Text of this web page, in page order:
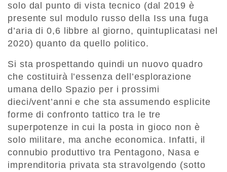
solo dal punto di vista tecnico (dal 2019 è
presente sul modulo russo della Iss una fuga
d’aria di 0,6 libbre al giorno, quintuplicatasi nel
2020) quanto da quello politico.
Si sta prospettando quindi un nuovo quadro
che costituirà l’essenza dell’esplorazione
umana dello Spazio per i prossimi
dieci/vent’anni e che sta assumendo esplicite
forme di confronto tattico tra le tre
superpotenze in cui la posta in gioco non è
solo militare, ma anche economica. Infatti, il
connubio produttivo tra Pentagono, Nasa e
imprenditoria privata sta stravolgendo (sotto